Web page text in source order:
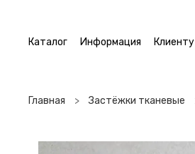
Каталог Информация Клиенту
Главная Застёжки тканевые